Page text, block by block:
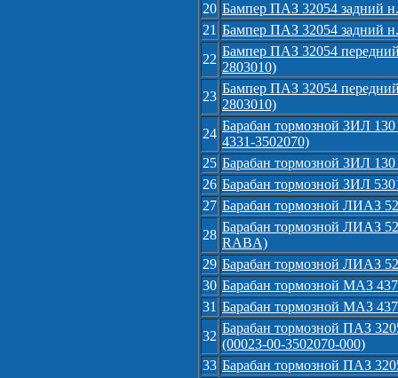
20 Бампер ПАЗ 32054 задний
21 Бампер ПАЗ 32054 задний
22
Бампер ПАЗ 32054
2803010)
23
Бампер ПАЗ 32054
2803010)
24
Барабан тормозной ЗИЛ
4331-3502070)
25 Барабан тормозной ЗИЛ
26 Барабан тормозной ЗИЛ
27 Барабан тормозной ЛИАЗ
28
Барабан тормозной ЛИАЗ
RABA)
29 Барабан тормозной ЛИАЗ
30 Барабан тормозной МАЗ
31 Барабан тормозной МАЗ
32
Барабан тормозной ПАЗ
(00023-00-3502070-000)
33 Барабан тормозной ПАЗ